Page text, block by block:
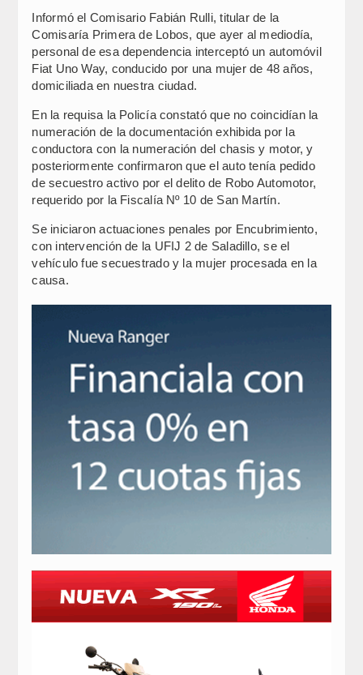
Informó el Comisario Fabián Rulli, titular de la
Comisaría Primera de Lobos, que ayer al mediodía,
personal de esa dependencia interceptó un automóvil
Fiat Uno Way, conducido por una mujer de 48 años,
domiciliada en nuestra ciudad.
En la requisa la Policía constató que no coincidían la
numeración de la documentación exhibida por la
conductora con la numeración del chasis y motor, y
posteriormente confirmaron que el auto tenía pedido
de secuestro activo por el delito de Robo Automotor,
requerido por la Fiscalía Nº 10 de San Martín.
Se iniciaron actuaciones penales por Encubrimiento,
con intervención de la UFIJ 2 de Saladillo, se el
vehículo fue secuestrado y la mujer procesada en la
causa.